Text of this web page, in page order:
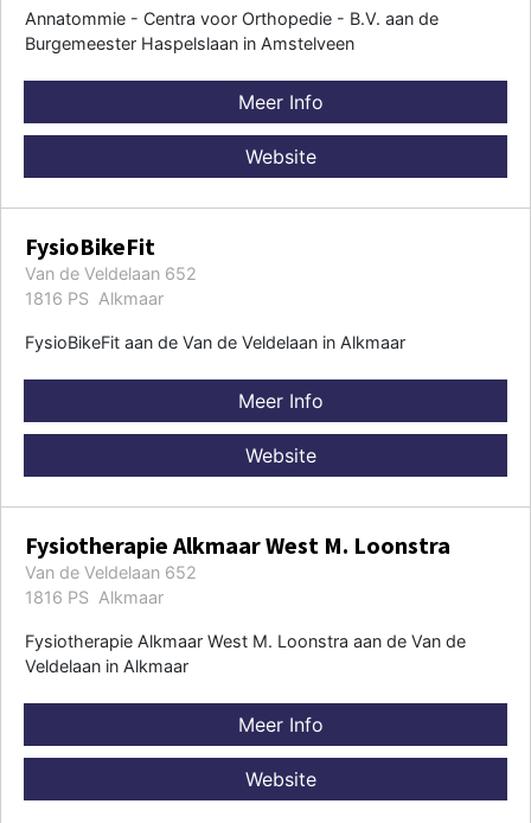
Annatommie - Centra voor Orthopedie - B.V. aan de
Burgemeester Haspelslaan in Amstelveen
Meer Info
Website
FysioBikeFit
Van de Veldelaan 652
1816 PS Alkmaar
FysioBikeFit aan de Van de Veldelaan in Alkmaar
Meer Info
Website
Fysiotherapie Alkmaar West M. Loonstra
Van de Veldelaan 652
1816 PS Alkmaar
Fysiotherapie Alkmaar West M. Loonstra aan de Van de
Veldelaan in Alkmaar
Meer Info
Website